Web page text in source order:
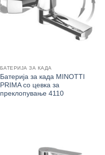
БАТЕРИЈА ЗА КАДА
Батерија за када MINOTTI
PRIMA со цевка за
преклопување 4110